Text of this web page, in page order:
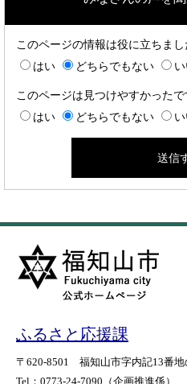
このページの情報は役に立ちまし
はい
どちらでもない い
このページは見つけやすかったで
はい
どちらでもない い
ふるさと応援課
〒620-8501 福知山市字内記13番
Tel：0773-24-7090 （企画推進係）